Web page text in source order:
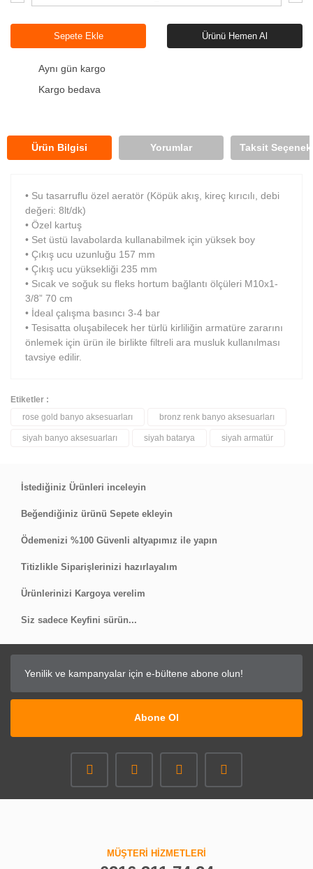
Sepete Ekle Ürünü Hemen Al
Aynı gün kargo
Kargo bedava
Ürün Bilgisi Yorumlar Taksit
• Su tasarruflu özel aeratör (Köpük akış, kireç kırıcılı, debi
değeri: 8lt/dk)
• Özel kartuş
• Set üstü lavabolarda kullanabilmek için yüksek boy
• Çıkış ucu uzunluğu 157 mm
• Çıkış ucu yüksekliği 235 mm
• Sıcak ve soğuk su fleks hortum bağlantı ölçüleri M10x1-
3/8” 70 cm
• İdeal çalışma basıncı 3-4 bar
• Tesisatta oluşabilecek her türlü kirliliğin armatüre zararını
önlemek için ürün ile birlikte filtreli ara musluk kullanılması
tavsiye edilir.
Bu ürüne ilk yorumu siz yapın!
Etiketler :
rose gold banyo aksesuarları
bronz renk banyo aksesuarları
siyah banyo aksesuarları siyah batarya siyah armatür
İstediğiniz Ürünleri inceleyin
Beğendiğiniz ürünü Sepete ekleyin
Ödemenizi %100 Güvenli altyapımız ile yapın
Titizlikle Siparişlerinizi hazırlayalım
Ürünlerinizi Kargoya verelim
Siz sadece Keyfini sürün...
Abone Ol
MÜŞTERİ HİZMETLERİ